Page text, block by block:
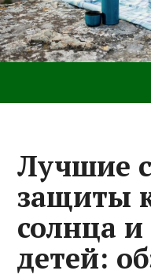
Лучшие
защиты
солнца
детей: